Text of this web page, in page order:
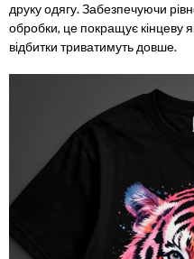
друку одягу. Забезпечуючи
обробки, це покращує кінцеву
відбитки триватимуть довше.